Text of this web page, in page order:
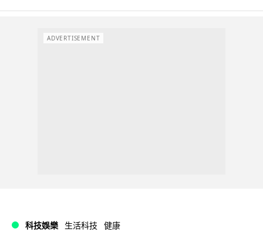
ADVERTISEMENT
科技娛樂 生活科技 健康